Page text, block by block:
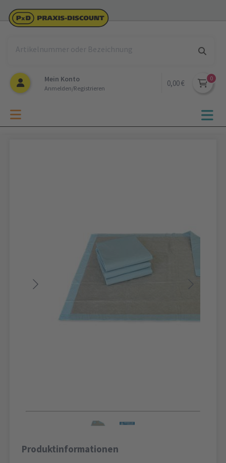
Mein Konto
Anmelden/Registrieren
0,00 €
Produktinformationen